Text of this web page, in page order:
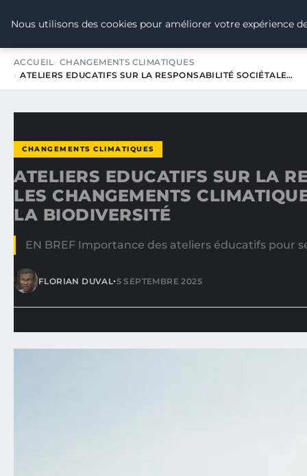
TOUR DE FRANCE POUR LE
ACCUEIL CHANGEMENTS CLIMATIQUES
ATELIERS EDUCATIFS SUR LA RESPONSABILITÉ SOCIÉTALE…
CHANGEMENTS CLIMATIQUES
ATELIERS EDUCATIFS SUR LA
LES CHANGEMENTS
LA BIODIVERSITÉ
EN BREF Importance des ateliers éducatifs pour
FLORIAN DUVAL•5 SEPTEMBRE 2025
Nous utilisons des cookies pour améliorer votre expérience